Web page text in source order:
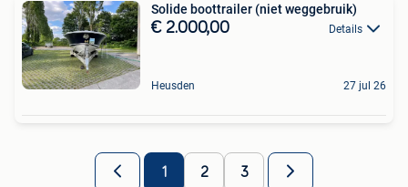
Solide boottrailer (niet weggebruik)
€ 2.000,00 Details
Heusden 27 jul 26
1 2 3